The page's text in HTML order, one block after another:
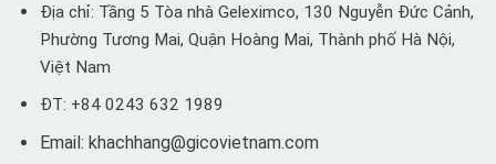
Địa chỉ: Tầng 5 Tòa nhà Geleximco, 130 Nguyễn Đức Cảnh,
Phường Tương Mai, Quận Hoàng Mai, Thành phố Hà Nội,
Việt Nam
ĐT: +84 0243 632 1989
Email: khachhang@gicovietnam.com